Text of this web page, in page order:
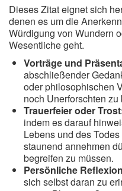
Dieses Zitat eignet sich
denen es um die
Würdigung von Wundern
Wesentliche geht.
Vorträge und
abschließender
oder philosophischen
noch Unerforschten zu
Trauerfeier oder
indem es darauf
Lebens und des
staunend annehmen
begreifen zu müssen.
Persönliche
sich selbst daran zu